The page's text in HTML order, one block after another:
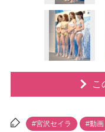
こ
#宮沢セイラ #動画